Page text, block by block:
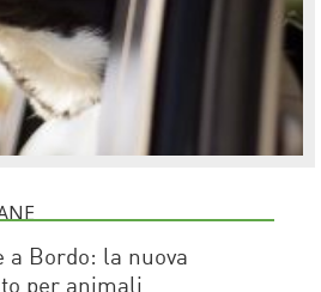
a Bordo: la nuova